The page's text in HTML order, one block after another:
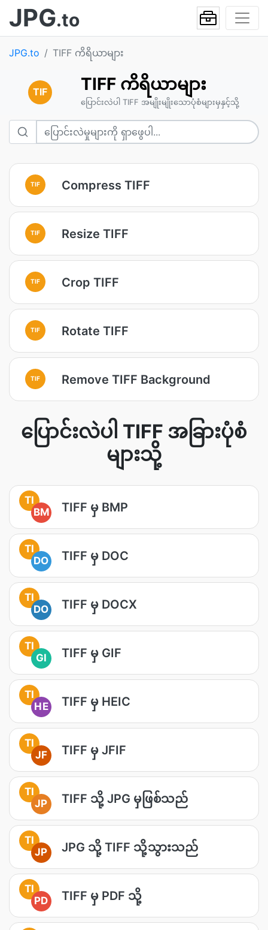
JPG.to
JPG.to TIFF ကိရိယာများ
TIF TIFF ကိရိယာများ
ပြောင်းလဲပါ TIFF အမျိုးမျိုးသောပုံစံများမှနှင့်သို့
TIF Compress TIFF
TIF Resize TIFF
TIF Crop TIFF
TIF Rotate TIFF
TIF Remove TIFF Background
ပြောင်းလဲပါ TIFF အခြားပုံစံ
များသို့
TI
BM
TIFF မှ BMP
TI
DO
TIFF မှ DOC
TI
DO
TIFF မှ DOCX
TI
GI
TIFF မှ GIF
TI
HE
TIFF မှ HEIC
TI
JF
TIFF မှ JFIF
TI
JP
TIFF သို့ JPG မှဖြစ်သည်
TI
JP
JPG သို့ TIFF သို့သွားသည်
TI
PD
TIFF မှ PDF သို့